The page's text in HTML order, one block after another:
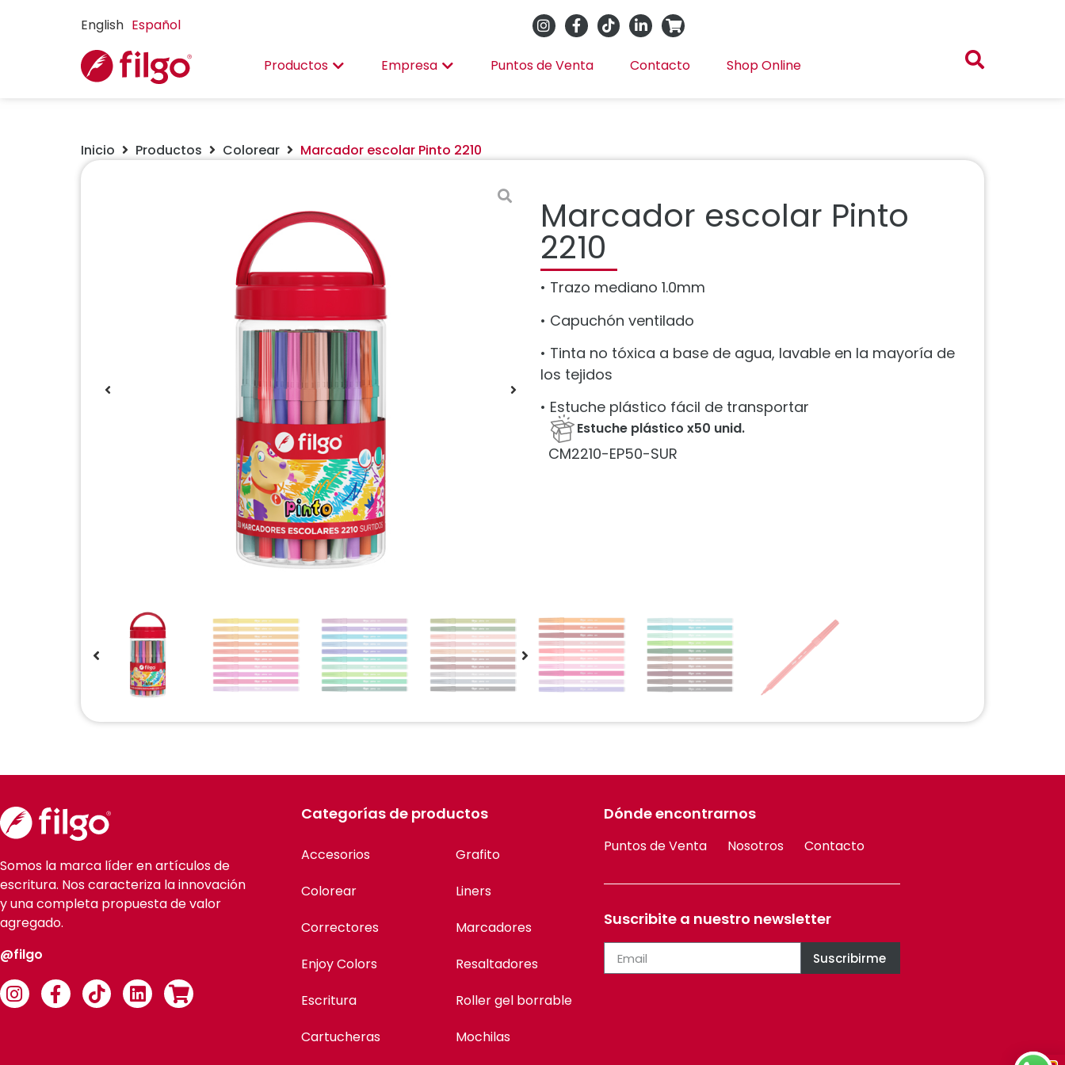
English Español
Productos Empresa Puntos de Venta Contacto Shop Online
Inicio Productos Colorear Marcador escolar Pinto 2210
Marcador escolar Pinto
2210
• Trazo mediano 1.0mm
• Capuchón ventilado
• Tinta no tóxica a base de agua, lavable en la mayoría de
los tejidos
• Estuche plástico fácil de transportar
Estuche plástico x50 unid.
CM2210-EP50-SUR
Somos la marca líder en artículos de
escritura. Nos caracteriza la innovación
y una completa propuesta de valor
agregado.
@filgo
Categorías de productos
Accesorios
Colorear
Correctores
Enjoy Colors
Escritura
Cartucheras
Grafito
Liners
Marcadores
Resaltadores
Roller gel borrable
Mochilas
Dónde encontrarnos
Puntos de Venta Nosotros Contacto
Suscribite a nuestro newsletter
Suscribirme